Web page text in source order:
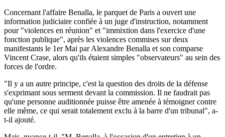
Concernant l'affaire Benalla, le parquet de Paris a ouvert une
information judiciaire confiée à un juge d'instruction, notamment
pour "violences en réunion" et "immixtion dans l'exercice d'une
fonction publique", après les violences commises sur deux
manifestants le 1er Mai par Alexandre Benalla et son comparse
Vincent Crase, alors qu'ils étaient simples "observateurs" au sein des
forces de l'ordre.
"Il y a un autre principe, c'est la question des droits de la défense
s'exprimant sous serment devant la commission. Il ne faudrait pas
qu'une personne auditionnée puisse être amenée à témoigner contre
elle même, ce qui serait totalement exclu à la barre d'un tribunal", a-
t-il ajouté.